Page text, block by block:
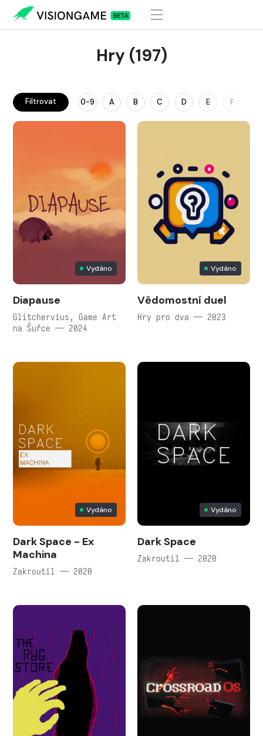
Hry (197)
Filtrovat 0-9 A B C D E F
Vydáno
Diapause
Glitchervius, Game Art
na Šuřce — 2024
Vydáno
Vědomostní duel
Hry pro dva — 2023
Vydáno
Dark Space - Ex
Machina
Zakroutil — 2020
Vydáno
Dark Space
Zakroutil — 2020